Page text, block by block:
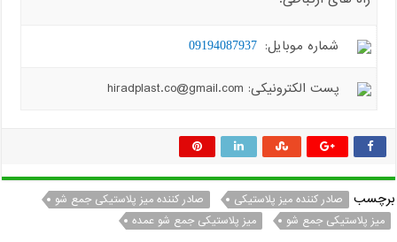
شماره موبایل: 09194087937
پست الکترونیکی: hiradplast.co@gmail.com
برچسب صادر کننده میز پلاستیکی
صادر کننده میز پلاستیکی جمع شو
میز پلاستیکی جمع شو
میز پلاستیکی جمع شو عمده